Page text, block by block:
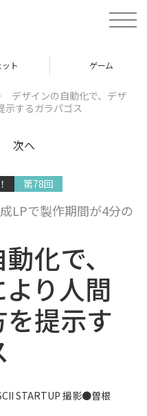
t
o
v
ト ゲーム
デザインの自動化で、デザ
示するガラパゴス
次へ
第78回
LPで製作期間が4分の
化で、
り人間
提示す
STARTUP 撮影●曽根